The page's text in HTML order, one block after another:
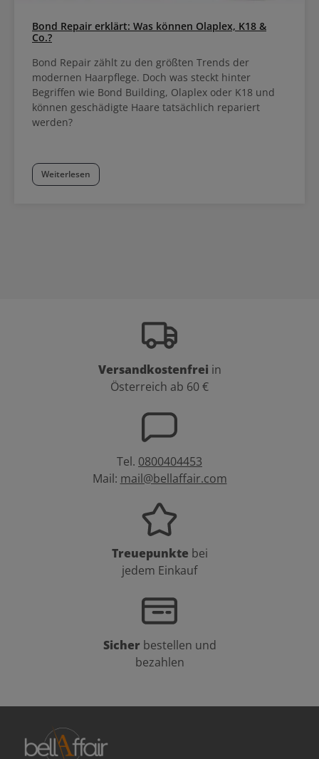
Bond Repair erklärt: Was können Olaplex, K18 &
Co.?
Bond Repair zählt zu den größten Trends der
modernen Haarpflege. Doch was steckt hinter
Begriffen wie Bond Building, Olaplex oder K18 und
können geschädigte Haare tatsächlich repariert
werden?
Weiterlesen
Versandkostenfrei in
Österreich ab 60 €
Tel. 0800404453
Mail: mail@bellaffair.com
Treuepunkte bei
jedem Einkauf
Sicher bestellen und
bezahlen